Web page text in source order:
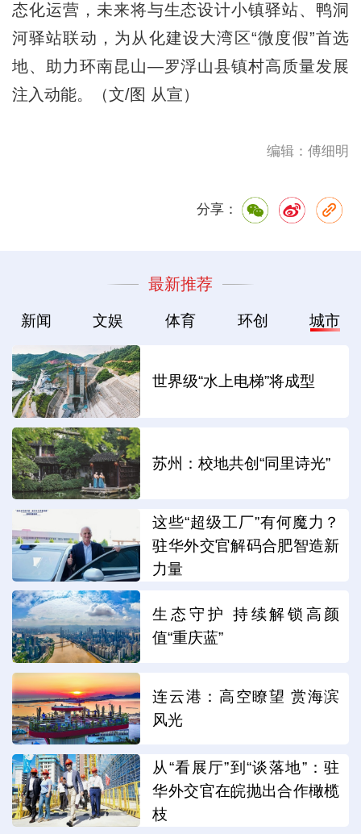
态化运营，未来将与生态设计小镇驿站、鸭洞
河驿站联动，为从化建设大湾区“微度假”首选
地、助力环南昆山—罗浮山县镇村高质量发展
注入动能。（文/图 从宣）
编辑：傅细明
分享：
最新推荐
新闻 文娱 体育 环创 城市
世界级“水上电梯”将成型
苏州：校地共创“同里诗光”
这些“超级工厂”有何魔力？
驻华外交官解码合肥智造新
力量
生态守护 持续解锁高颜
值“重庆蓝”
连云港：高空瞭望 赏海滨
风光
从“看展厅”到“谈落地”：驻
华外交官在皖抛出合作橄榄
枝